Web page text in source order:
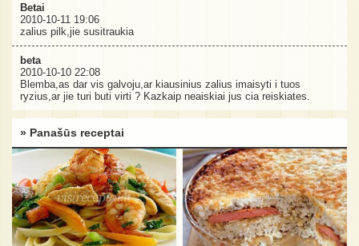
Betai
2010-10-11 19:06
zalius pilk,jie susitraukia
beta
2010-10-10 22:08
Blemba,as dar vis galvoju,ar kiausinius zalius imaisyti i tuos
ryzius,ar jie turi buti virti ? Kazkaip neaiskiai jus cia reiskiates.
» Panašūs receptai